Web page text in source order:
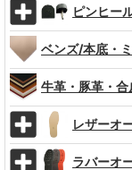
ピンヒー
ベンズ/本底・
牛革・豚革・
レザーオ
ラバーオ